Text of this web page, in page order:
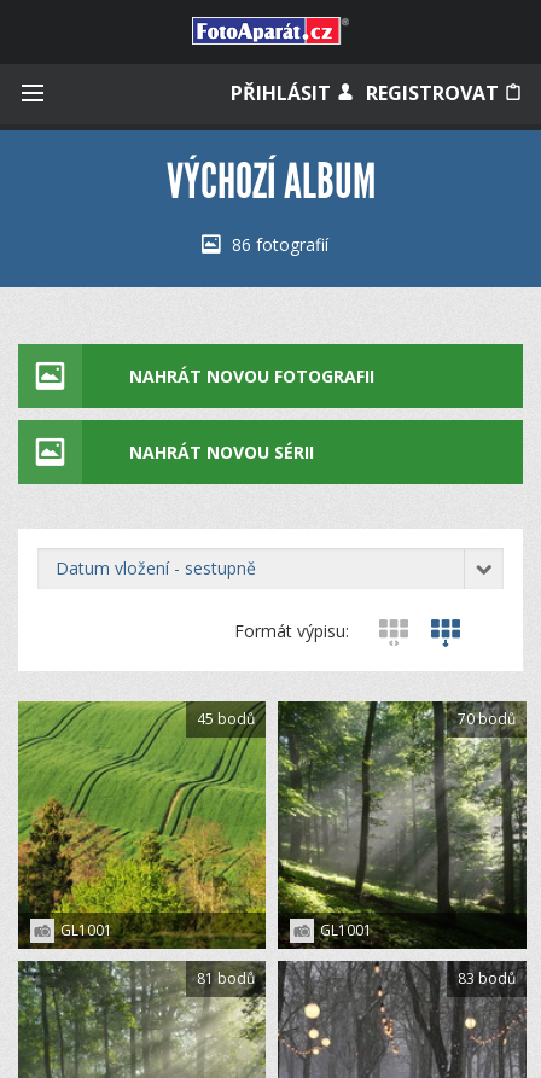
PŘIHLÁSIT REGISTROVAT
Měli jste účet na starém webu?
VÝCHOZÍ ALBUM
86 fotografií
NAHRÁT NOVOU FOTOGRAFII
NAHRÁT NOVOU SÉRII
datum vložení - sestupně
Formát výpisu:
GL1001
45 bodů
GL1001
70 bodů
81 bodů 83 bodů